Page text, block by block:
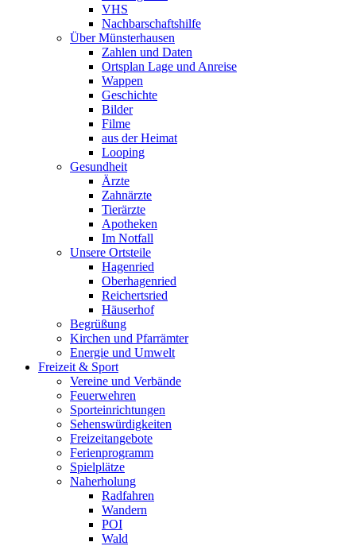
VHS
Nachbarschaftshilfe
Über Münsterhausen
Zahlen und Daten
Ortsplan Lage und Anreise
Wappen
Geschichte
Bilder
Filme
aus der Heimat
Looping
Gesundheit
Ärzte
Zahnärzte
Tierärzte
Apotheken
Im Notfall
Unsere Ortsteile
Hagenried
Oberhagenried
Reichertsried
Häuserhof
Begrüßung
Kirchen und Pfarrämter
Energie und Umwelt
Freizeit & Sport
Vereine und Verbände
Feuerwehren
Sporteinrichtungen
Sehenswürdigkeiten
Freizeitangebote
Ferienprogramm
Spielplätze
Naherholung
Radfahren
Wandern
POI
Wald